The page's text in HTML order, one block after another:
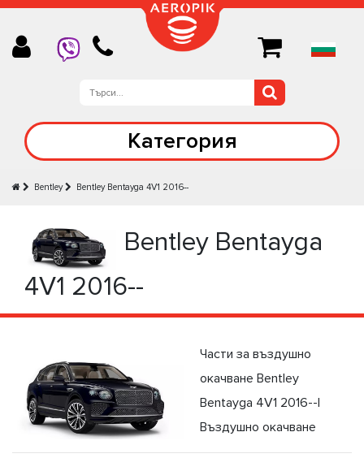
Категория
Bentley Bentley Bentayga 4V1 2016--
Bentley Bentayga
4V1 2016--
Части за въздушно
окачване Bentley
Bentayga 4V1 2016--|
Въздушно окачване
Bentley Bentayga 4V1 2016--